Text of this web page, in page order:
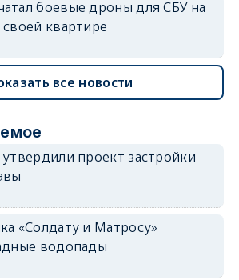
боевые дроны для СБУ на
квартире
все новости
проект застройки
«Солдату и Матросу»
водопады